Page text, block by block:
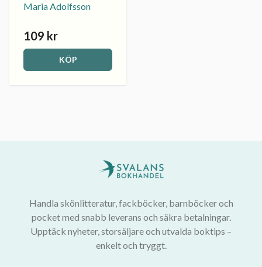
Maria Adolfsson
109 kr
KÖP
Handla skönlitteratur, fackböcker, barnböcker och
pocket med snabb leverans och säkra betalningar.
Upptäck nyheter, storsäljare och utvalda boktips –
enkelt och tryggt.